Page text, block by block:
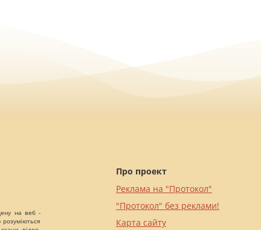
на веб -
Про проект
Реклама на "Протокол"
"Протокол" без реклами!
Карта сайту